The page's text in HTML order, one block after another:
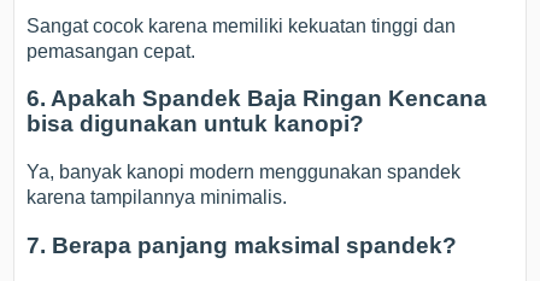
Sangat cocok karena memiliki kekuatan tinggi dan
pemasangan cepat.
6. Apakah Spandek Baja Ringan Kencana
bisa digunakan untuk kanopi?
Ya, banyak kanopi modern menggunakan spandek
karena tampilannya minimalis.
7. Berapa panjang maksimal spandek?